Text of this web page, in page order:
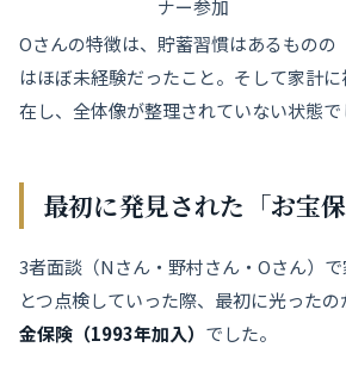
ナー参加
Oさんの特徴は、貯蓄習慣はあるものの
はほぼ未経験だったこと。そして家計
在し、全体像が整理されていない状態で
最初に発見された「お宝保
3者面談（Nさん・野村さん・Oさん）
とつ点検していった際、最初に光ったの
金保険（1993年加入） でした。